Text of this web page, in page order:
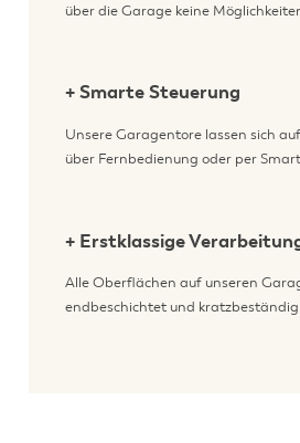
über die Garage keine
+ Smarte Steuerung
Unsere Garagentore lassen sich
über Fernbedienung oder per
+ Erstklassige
Alle Oberflächen auf unseren
endbeschichtet und kratzbeständig.